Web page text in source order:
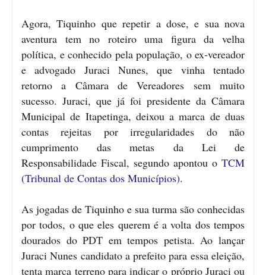
Agora, Tiquinho que repetir a dose, e sua nova
aventura tem no roteiro uma figura da velha
política, e conhecido pela população, o ex-vereador
e advogado Juraci Nunes, que vinha tentado
retorno a Câmara de Vereadores sem muito
sucesso. Juraci, que já foi presidente da Câmara
Municipal de Itapetinga, deixou a marca de duas
contas rejeitas por irregularidades do não
cumprimento das metas da Lei de
Responsabilidade Fiscal, segundo apontou o TCM
(Tribunal de Contas dos Municípios).
As jogadas de Tiquinho e sua turma são conhecidas
por todos, o que eles querem é a volta dos tempos
dourados do PDT em tempos petista. Ao lançar
Juraci Nunes candidato a prefeito para essa eleição,
tenta marca terreno para indicar o próprio Juraci ou